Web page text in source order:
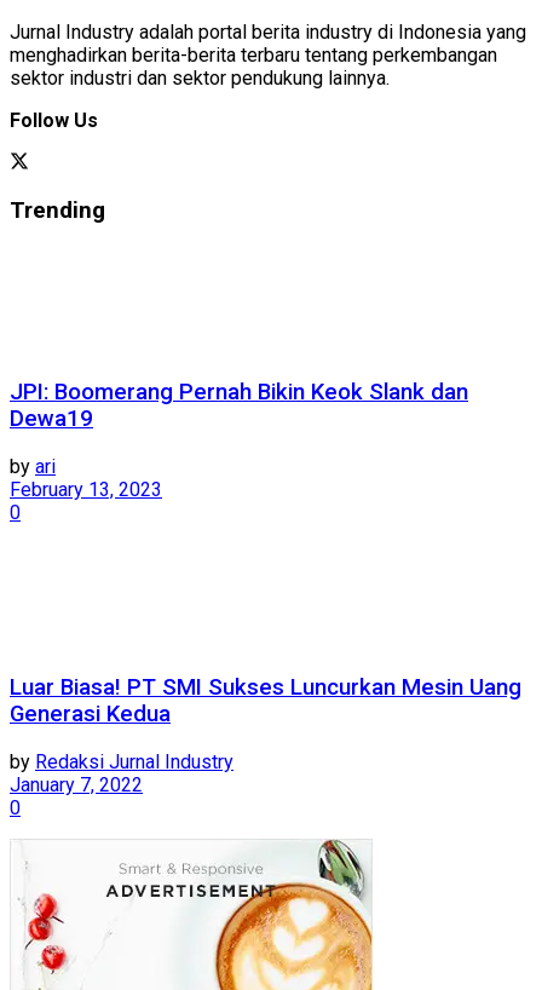
Jurnal Industry adalah portal berita industry di Indonesia yang
menghadirkan berita-berita terbaru tentang perkembangan
sektor industri dan sektor pendukung lainnya.
Follow Us
Trending
JPI: Boomerang Pernah Bikin Keok Slank dan
Dewa19
by ari
February 13, 2023
0
Luar Biasa! PT SMI Sukses Luncurkan Mesin Uang
Generasi Kedua
by Redaksi Jurnal Industry
January 7, 2022
0